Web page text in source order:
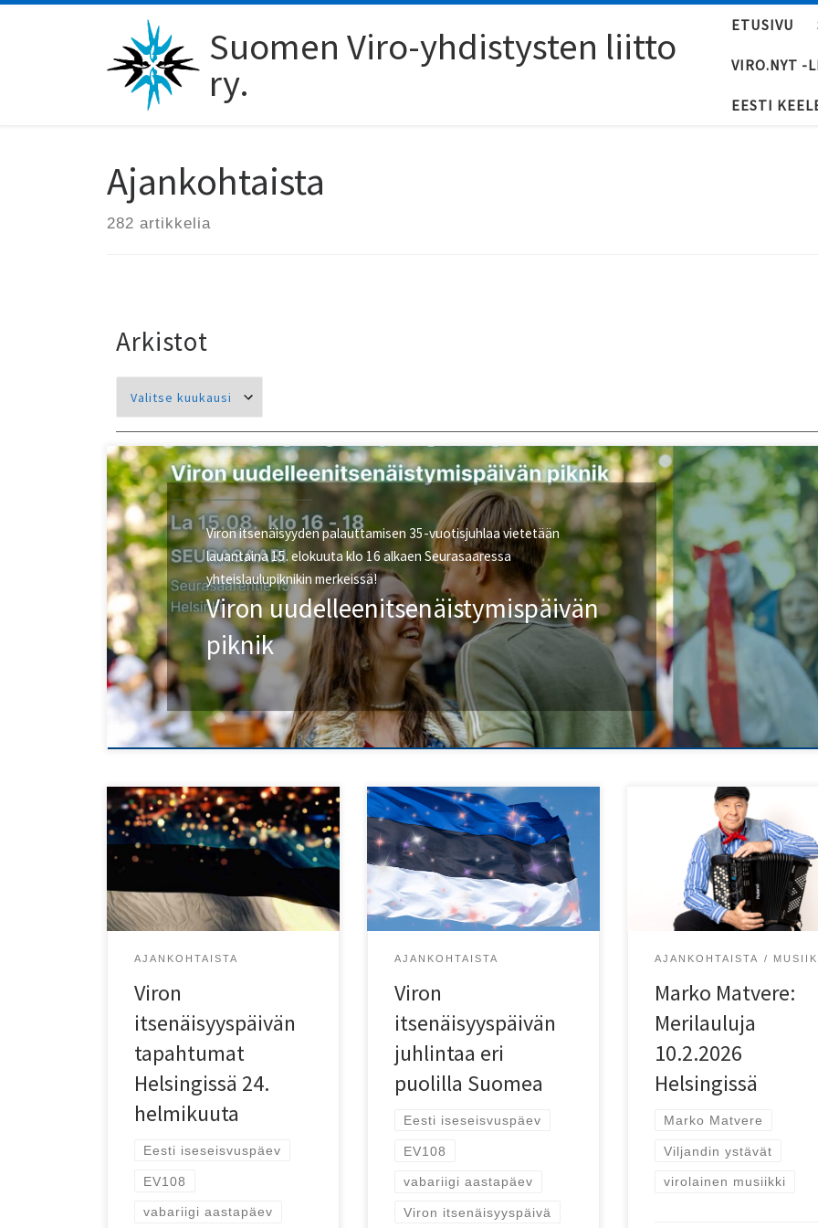
Suomen Viro-yhdistysten liitto
ry.
ETUSIVU
VIRO.NYT -
EESTI
Ajankohtaista
282 artikkelia
Arkistot
Viron itsenäisyyden palauttamisen 35-vuotisjuhlaa vietetään
lauantaina 15. elokuuta klo 16 alkaen Seurasaaressa
yhteislaulupiknikin merkeissä!
Viron uudelleenitsenäistymispäivän
piknik
Viron itsenäisyyspäivää 24.2.
vietetään Helsingissä perinteisin
AJANKOHTAISTA
Viron
itsenäisyyspäivän
tapahtumat
Helsingissä 24.
helmikuuta
Eesti iseseisvuspäev
EV108
vabariigi aastapäev
Viron itsenäisyyspäivää juhlitaan
eri puolilla Suomea.
AJANKOHTAISTA
Viron
itsenäisyyspäivän
juhlintaa eri
puolilla Suomea
Eesti iseseisvuspäev
EV108
vabariigi aastapäev
Viron itsenäisyyspäivä
Marko Matvere: Merilauluja
10.2.2026 klo 18.30
AJANKOHTAISTA
Marko Matvere:
Merilauluja
10.2.2026
Helsingissä
Marko Matvere
Viljandin ystävät
virolainen musiikki